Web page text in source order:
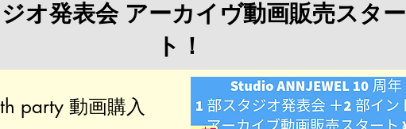
オ発表会 アーカイヴ動画販売スター
ト！
party 動画購入